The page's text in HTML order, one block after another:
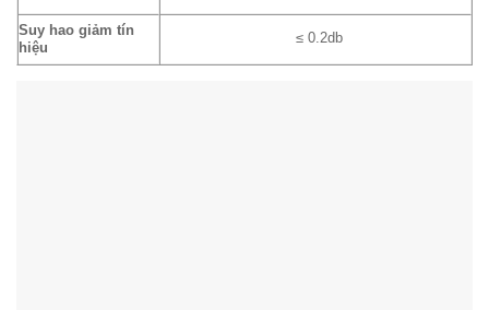
Suy hao giảm tín
hiệu
≤ 0.2db